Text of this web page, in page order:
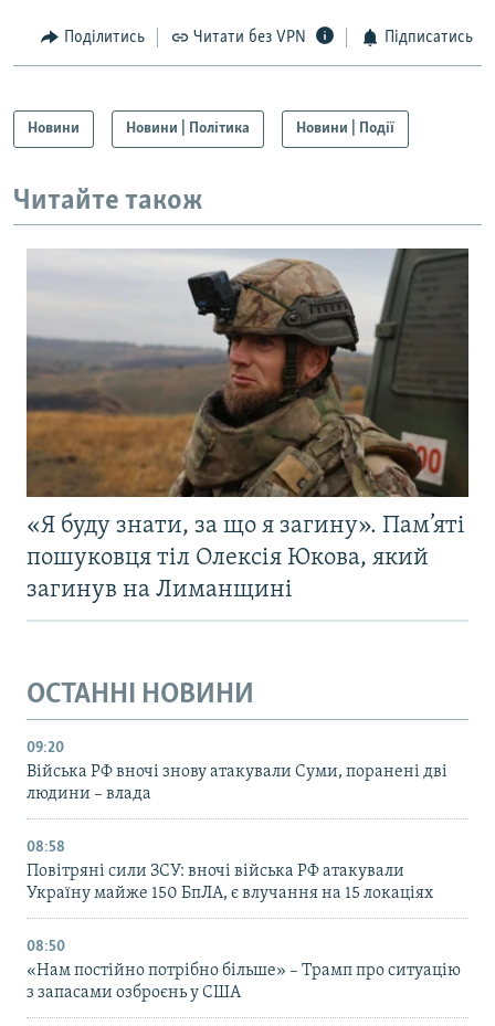
Поділитись Читати без VPN Підписатись
Новини Новини | Політика Новини | Події
Читайте також
«Я буду знати, за що я загину». Пам’яті
пошуковця тіл Олексія Юкова, який
загинув на Лиманщині
ОСТАННІ НОВИНИ
09:20
Війська РФ вночі знову атакували Суми, поранені дві
людини – влада
08:58
Повітряні сили ЗСУ: вночі війська РФ атакували
Україну майже 150 БпЛА, є влучання на 15 локаціях
08:50
«Нам постійно потрібно більше» – Трамп про ситуацію
з запасами озброєнь у США